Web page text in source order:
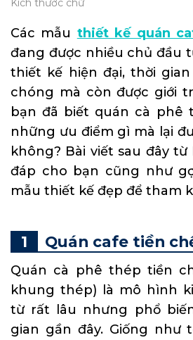
Kích thước chữ
Các mẫu thiết kế quán
đang được nhiều chủ đầu
thiết kế hiện đại, thời
chóng mà còn được giới
bạn đã biết quán cà phê
những ưu điểm gì mà lại
không? Bài viết sau đây từ
đáp cho bạn cũng như
mẫu thiết kế đẹp để tham
Quán cafe tiền
Quán cà phê thép tiền
khung thép) là mô hình
từ rất lâu nhưng phổ
gian gần đây. Giống như